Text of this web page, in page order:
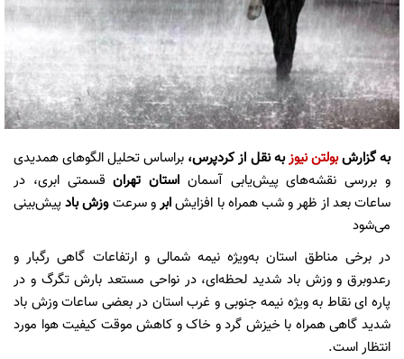
به گزارشبولتن نیوزبه نقل از کردپرس، براساس تحلیل الگوهای همدیدی
و بررسی نقشه‌های پیش‌یابی آسمان استان تهرانقسمتی ابری، در
ساعات بعد از ظهر و شب همراه با افزایشابرو سرعتوزش بادپیش‌بینی
می‌شود
در برخی مناطق استان به‌ویژه نیمه شمالی و ارتفاعات گاهی رگبار و
رعدوبرق و وزش باد شدید لحظه‌ای، در نواحی مستعد بارش تگرگ و در
پاره ای نقاط به ویژه نیمه جنوبی و غرب استان در بعضی ساعات وزش باد
شدید گاهی همراه با خیزش گرد و خاک و کاهش موقت کیفیت هوا مورد
انتظار است.